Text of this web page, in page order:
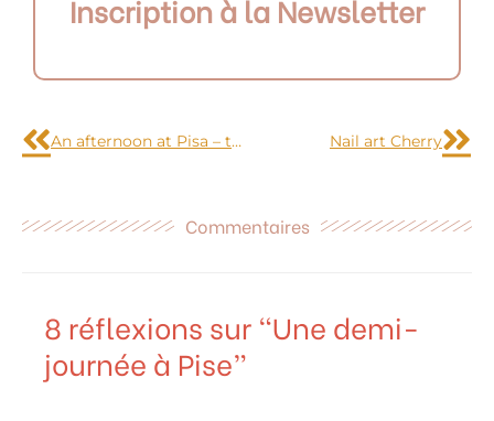
Inscription à la Newsletter
An afternoon at Pisa – to be translated soon Nail art Cherry
Commentaires
8 réflexions sur “Une demi-
journée à Pise”